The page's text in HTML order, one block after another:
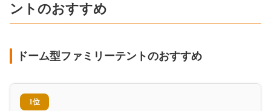
ントのおすすめ
ドーム型ファミリーテントのおすすめ
1位